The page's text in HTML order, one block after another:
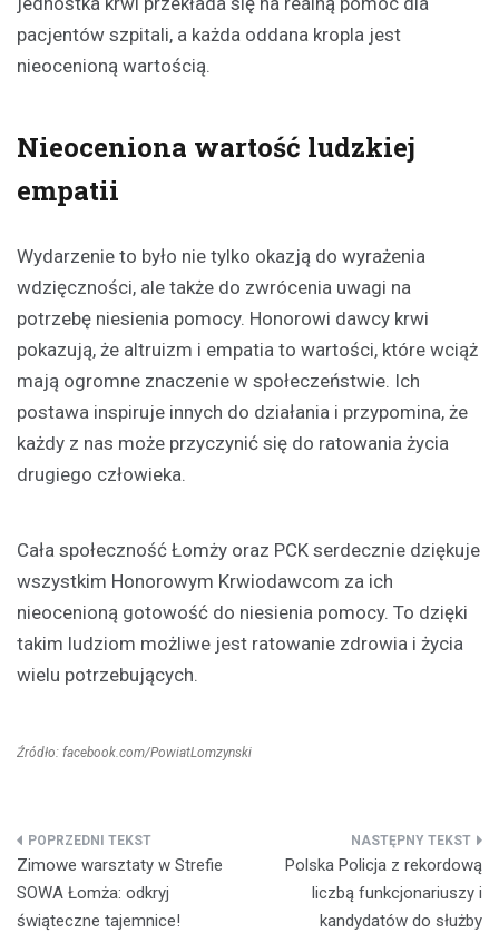
pacjentów szpitali, a każda oddana kropla jest
nieocenioną wartością.
Nieoceniona wartość ludzkiej
empatii
Wydarzenie to było nie tylko okazją do wyrażenia
wdzięczności, ale także do zwrócenia uwagi na
potrzebę niesienia pomocy. Honorowi dawcy krwi
pokazują, że altruizm i empatia to wartości, które wciąż
mają ogromne znaczenie w społeczeństwie. Ich
postawa inspiruje innych do działania i przypomina, że
każdy z nas może przyczynić się do ratowania życia
drugiego człowieka.
Cała społeczność Łomży oraz PCK serdecznie dziękuje
wszystkim Honorowym Krwiodawcom za ich
nieocenioną gotowość do niesienia pomocy. To dzięki
takim ludziom możliwe jest ratowanie zdrowia i życia
wielu potrzebujących.
Źródło: facebook.com/PowiatLomzynski
Nawigacja
wpisu
Zimowe warsztaty w Strefie
SOWA Łomża: odkryj
świąteczne tajemnice!
Polska Policja z rekordową
liczbą funkcjonariuszy i
kandydatów do służby